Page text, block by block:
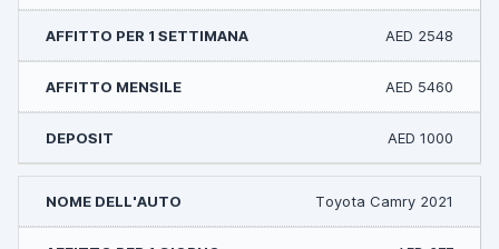
AED 2548
AED 5460
AED 1000
Toyota Camry 2021